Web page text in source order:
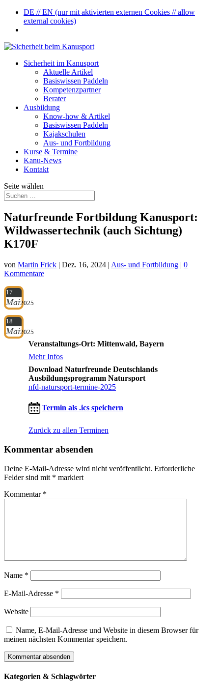
DE // EN (nur mit aktivierten externen Cookies // allow
external cookies)
Sicherheit im Kanusport
Aktuelle Artikel
Basiswissen Paddeln
Kompetenzpartner
Berater
Ausbildung
Know-how & Artikel
Basiswissen Paddeln
Kajakschulen
Aus- und Fortbildung
Kurse & Termine
Kanu-News
Kontakt
Seite wählen
Naturfreunde Fortbildung Kanusport:
Wildwassertechnik (auch Sichtung)
K170F
von Martin Frick | Dez. 16, 2024 | Aus- und Fortbildung | 0
Kommentare
17
Mai2025
18
Mai2025
Veranstaltungs-Ort: Mittenwald, Bayern
Mehr Infos
Download Naturfreunde Deutschlands
Ausbildungsprogramm Natursport
nfd-natursport-termine-2025
Termin als .ics speichern
Zurück zu allen Terminen
Kommentar absenden
Deine E-Mail-Adresse wird nicht veröffentlicht. Erforderliche
Felder sind mit * markiert
Kommentar *
Name *
E-Mail-Adresse *
Website
Name, E-Mail-Adresse und Website in diesem Browser für
meinen nächsten Kommentar speichern.
Kategorien & Schlagwörter